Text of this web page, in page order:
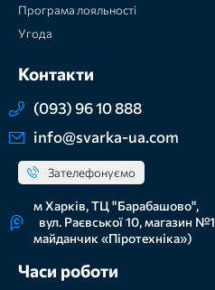
Програма лояльності
Угода
Контакти
(093) 96 10 888
info@svarka-ua.com
Зателефонуємо
м Харків, ТЦ "Барабашово",
вул. Раєвської 10, магазин №1
майданчик «Піротехніка»)
Часи роботи